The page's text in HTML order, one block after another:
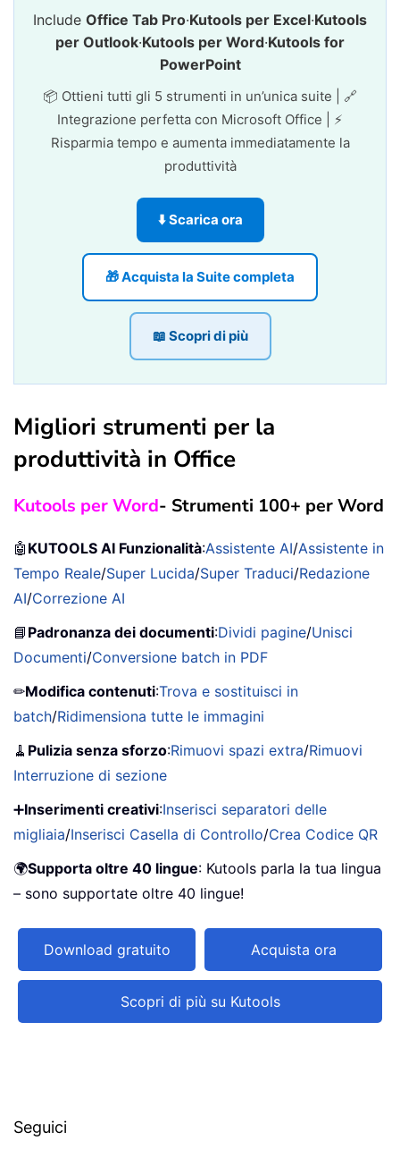
Include Office Tab Pro·Kutools per Excel·Kutools
per Outlook·Kutools per Word·Kutools for
PowerPoint
📦 Ottieni tutti gli 5 strumenti in un’unica suite | 🔗
Integrazione perfetta con Microsoft Office | ⚡
Risparmia tempo e aumenta immediatamente la
produttività
⬇️ Scarica ora
🎁 Acquista la Suite completa
📖 Scopri di più
Migliori strumenti per la
produttività in Office
Kutools per Word- Strumenti 100+ per Word
🤖 KUTOOLS AI Funzionalità:Assistente AI/Assistente in
Tempo Reale/Super Lucida/Super Traduci/Redazione
AI/Correzione AI
📘 Padronanza dei documenti:Dividi pagine/Unisci
Documenti/Conversione batch in PDF
✏Modifica contenuti:Trova e sostituisci in
batch/Ridimensiona tutte le immagini
🧹 Pulizia senza sforzo:Rimuovi spazi extra/Rimuovi
Interruzione di sezione
➕Inserimenti creativi:Inserisci separatori delle
migliaia/Inserisci Casella di Controllo/Crea Codice QR
🌍Supporta oltre 40 lingue: Kutools parla la tua lingua
– sono supportate oltre 40 lingue!
Download gratuito Acquista ora
Scopri di più su Kutools
Seguici